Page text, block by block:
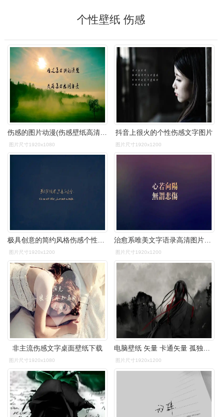
个性壁纸 伤感
图片尺寸1920x1080
抖音上很火的个性伤感文字图片
图片尺寸1920x1200
极具创意的简约风格伤感个性文字语录图片桌面壁纸第二辑
图片尺寸1920x1200
治愈系唯美文字语录高清图片桌面壁纸,伤感而唯美,每一句都似乎透露着
图片尺寸1920x1200
非主流伤感文字桌面壁纸下载
图片尺寸1920x1080 图片尺寸1920x1200